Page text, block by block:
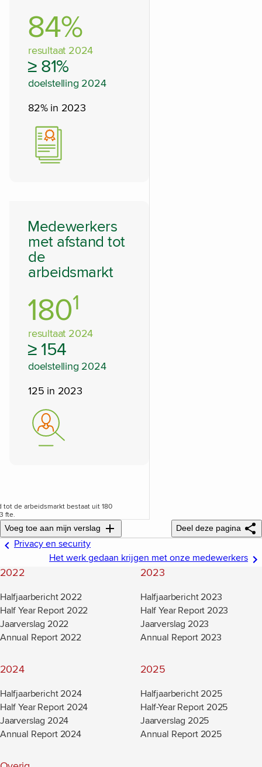
84%
resultaat 2024
≥ 81%
doelstelling 2024
82% in 2023
Medewerkers
met afstand tot
de
arbeidsmarkt
1801
resultaat 2024
≥ 154
doelstelling 2024
125 in 2023
de arbeidsmarkt bestaat uit 180
fte.
Voeg toe aan mijn verslag Deel deze pagina
Privacy en security
Het werk gedaan krijgen met onze medewerkers
2022
Halfjaarbericht 2022
Half Year Report 2022
Jaarverslag 2022
Annual Report 2022
2023
Halfjaarbericht 2023
Half Year Report 2023
Jaarverslag 2023
Annual Report 2023
2024
Halfjaarbericht 2024
Half Year Report 2024
Jaarverslag 2024
Annual Report 2024
2025
Halfjaarbericht 2025
Half-Year Report 2025
Jaarverslag 2025
Annual Report 2025